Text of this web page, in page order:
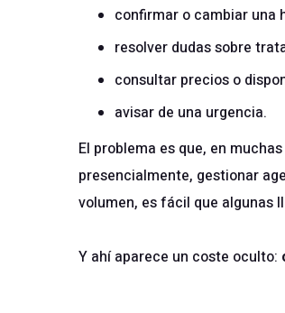
confirmar o cambiar una
resolver dudas sobre
consultar precios o
avisar de una urgencia.
El problema es que, en
presencialmente, gestionar
volumen, es fácil que algunas
Y ahí aparece un coste oculto: